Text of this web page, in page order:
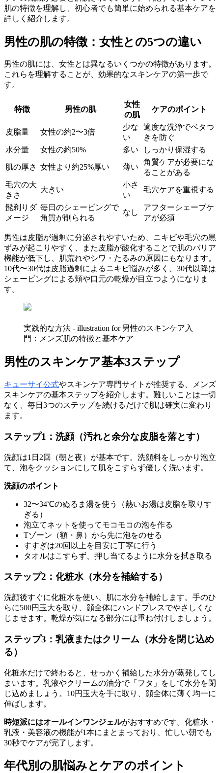
肌の特徴を理解し、初心者でも簡単に始められる基本ケアを
詳しく紹介します。
男性の肌の特徴：女性との5つの違い
男性の肌には、女性とは異なるいくつかの特徴があります。
これらを理解することが、効果的なスキンケアの第一歩で
す。
特徴 男性の肌
女性
の肌
ケアのポイント
皮脂量 女性の約2〜3倍
少な
い
適度な洗浄でベタつ
きを防ぐ
水分量
女性の約50% 多い しっかり保湿する
肌の厚さ 女性より約25%厚い 薄い
角質ケアが必要にな
ることがある
毛穴の大
きさ
大きい
小さ
い
毛穴ケアを重視する
髭剃りダ
メージ
毎日のシェービングで
角質が削られる
なし
アフターシェーブケ
アが必須
男性は皮脂が過剰に分泌されやすいため、ニキビや毛穴の黒
ずみが起こりやすく、また皮脂が酸化することで肌のバリア
機能が低下し、肌荒れやシワ・たるみの原因にもなります。
10代〜30代は皮脂過剰によるニキビ悩みが多く、30代以降は
シェービングによる頬や口元の乾燥が目立つようになりま
す。
実践的な方法 - illustration for 男性のスキンケア入
門：メンズ肌の特徴と基本ケア
男性のスキンケア基本3ステップ
キューサイ公式やスキンケア専門サイトが推奨する、メンズ
スキンケアの基本ステップを紹介します。難しいことは一切
なく、毎日3つのステップを続けるだけで肌は確実に変わり
ます。
ステップ1：洗顔（汚れと余分な皮脂を落とす）
洗顔は1日2回（朝と夜）が基本です。洗顔料をしっかり泡立
て、泡をクッションにして肌をこすらず優しく洗います。
洗顔のポイント
32〜34℃のぬるま湯を使う（熱いお湯は皮脂を取りす
ぎる）
泡立てネットを使ってモコモコの泡を作る
Tゾーン（額・鼻）から先に泡をのせる
すすぎは20回以上を目安に丁寧に行う
タオルはこすらず、押し当てるように水分を拭き取る
ステップ2：化粧水（水分を補給する）
洗顔後すぐに化粧水を使い、肌に水分を補給します。手のひ
らに500円玉大を取り、顔全体にハンドプレスでやさしくな
じませます。乾燥が気になる部分には重ね付けしましょう。
ステップ3：乳液またはクリーム（水分を閉じ込め
る）
化粧水だけで終わると、せっかく補給した水分が蒸発してし
まいます。乳液やクリームの油分で「フタ」をして水分を閉
じ込めましょう。10円玉大を手に取り、顔全体に薄く均一に
伸ばします。
時短派にはオールインワンジェルがおすすめです。化粧水・
乳液・美容液の機能が1本にまとまっており、忙しい朝でも
30秒でケアが完了します。
年代別の肌悩みとケアのポイント